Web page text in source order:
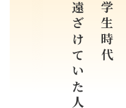
学生時代
遠ざけていた人